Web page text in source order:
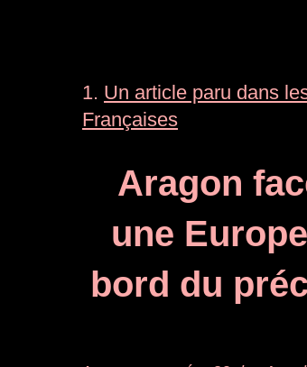
1. Un article paru dans
Françaises
Aragon
une
bord du